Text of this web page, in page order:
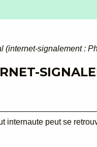
(internet-signalement :
internaute peut se